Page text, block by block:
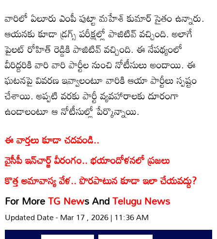
వారిలో ఏలూరు ఎంపీ పుట్టా మహేశ్ కుమార్ సైతం ఉన్నారు.
ఆయనకు కూడా డ్రగ్స్ పరీక్షల్లో పాజిటివ్ వచ్చింది. అలాగే
పైలట్ రోహిత్‌ రెడ్డికి పాజిటివ్ వచ్చింది. ఈ నేపథ్యంలో
వీరిద్దరికి వారి వారి పార్టీల నుంచి నోటీసులు అందాయి. ఈ
ఘటనపై వివరణ ఇవ్వాలంటూ వారికి ఆయా పార్టీలు స్పష్టం
చేశాయి. అప్పటి వరకు పార్టీ వ్యవహారాలకు దూరంగా
ఉండాలంటూ ఆ నోటీసుల్లో పేర్కొన్నాయి.
ఈ వార్తలు కూడా చదవండి..
వైసీపీ ఇన్‌చార్జ్ వీరంగం.. భయాందోళనలో ప్రజలు
కొత్త అమావాస్య వేళ.. పొరపాటున కూడా ఇలా చేయవద్దు?
For MoreTG News AndTelugu News
Updated Date - Mar 17 , 2026 | 11:36 AM